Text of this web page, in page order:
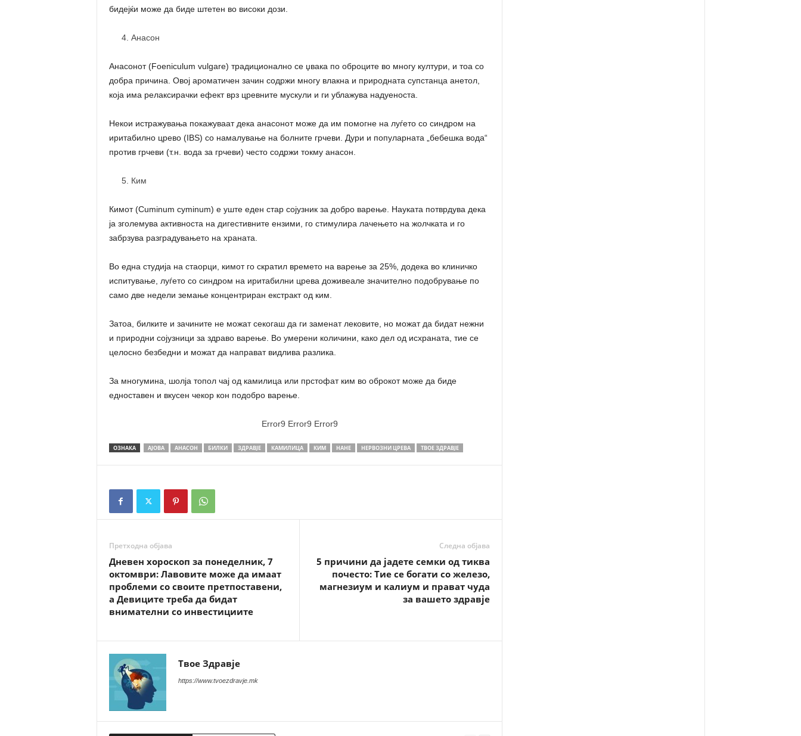
бидејќи може да биде штетен во високи дози.
Анасон
Анасонот (Foeniculum vulgare) традиционално се џвака по оброците во многу култури, и тоа со
добра причина. Овој ароматичен зачин содржи многу влакна и природната супстанца анетол,
која има релаксирачки ефект врз цревните мускули и ги ублажува надуеноста.
Некои истражувања покажуваат дека анасонот може да им помогне на луѓето со синдром на
иритабилно црево (IBS) со намалување на болните грчеви. Дури и популарната „бебешка вода“
против грчеви (т.н. вода за грчеви) често содржи токму анасон.
Ким
Кимот (Cuminum cyminum) е уште еден стар сојузник за добро варење. Науката потврдува дека
ја зголемува активноста на дигестивните ензими, го стимулира лачењето на жолчката и го
забрзува разградувањето на храната.
Во една студија на стаорци, кимот го скратил времето на варење за 25%, додека во клиничко
испитување, луѓето со синдром на иритабилни црева доживеале значително подобрување по
само две недели земање концентриран екстракт од ким.
Затоа, билките и зачините не можат секогаш да ги заменат лековите, но можат да бидат нежни
и природни сојузници за здраво варење. Во умерени количини, како дел од исхраната, тие се
целосно безбедни и можат да направат видлива разлика.
За многумина, шолја топол чај од камилица или прстофат ким во оброкот може да биде
едноставен и вкусен чекор кон подобро варење.
Error9 Error9 Error9
ОЗНАКА АЈОВА АНАСОН БИЛКИ ЗДРАВЈЕ КАМИЛИЦА КИМ НАНЕ НЕРВОЗНИ ЦРЕВА ТВОЕ ЗДРАВЈЕ
Претходна објава
Дневен хороскоп за понеделник, 7
октомври: Лавовите може да имаат
проблеми со своите претпоставени,
а Девиците треба да бидат
внимателни со инвестициите
Следна објава
5 причини да јадете семки од тиква
почесто: Тие се богати со железо,
магнезиум и калиум и прават чуда
за вашето здравје
Твое Здравје
https://www.tvoezdravje.mk